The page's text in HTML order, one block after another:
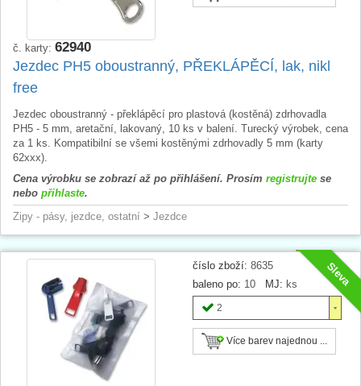
č. karty: 62940
Jezdec PH5 oboustranný, PŘEKLÁPĚCÍ, lak, nikl
free
Jezdec oboustranný - překlápěcí pro plastová (kostěná) zdrhovadla
PH5 - 5 mm, aretační, lakovaný, 10 ks v balení. Turecký výrobek, cena
za 1 ks. Kompatibilní se všemi kostěnými zdrhovadly 5 mm (karty
62xxx).
Cena výrobku se zobrazí až po přihlášení. Prosím registrujte se
nebo přihlaste.
Zipy - pásy, jezdce, ostatní > Jezdce
Sleva
číslo zboží: 8635
baleno po: 10 MJ: ks
2
Více barev najednou ...